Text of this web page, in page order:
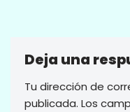
Deja una
Tu dirección de
publicada. Los